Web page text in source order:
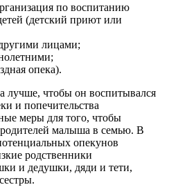
по воспитанию
(детский приют или
лицами;
опека).
лучше, чтобы он воспитывался
и попечительства
меры для того, чтобы
родителей малыша в семью. В
опекунов
родственники
и дедушки, дяди и тети,